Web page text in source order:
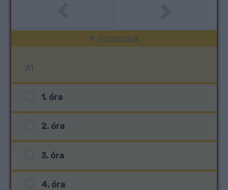
Összecsuk
A1
1. óra
2. óra
3. óra
4. óra